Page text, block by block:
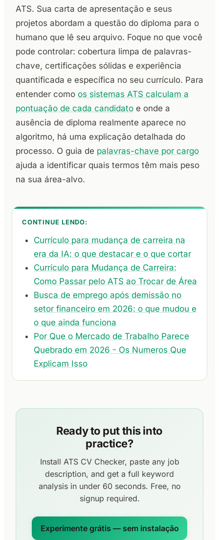
ATS. Sua carta de apresentação e seus
projetos abordam a questão do diploma para o
humano que lê seu arquivo. Foque no que você
pode controlar: cobertura limpa de palavras-
chave, certificações sólidas e experiência
quantificada e específica no seu currículo. Para
entender como os sistemas ATS calculam a
pontuação de cada candidato e onde a
ausência de diploma realmente aparece no
algoritmo, há uma explicação detalhada do
processo. O guia de palavras-chave por cargo
ajuda a identificar quais termos têm mais peso
na sua área-alvo.
CONTINUE LENDO:
Currículo para mudança de carreira na
era da IA: o que destacar e o que cortar
Currículo para Mudança de Carreira:
Como Passar pelo ATS ao Trocar de Área
Busca de emprego após demissão no
setor financeiro em 2026: o que mudou e
o que ainda funciona
Por Que o Mercado de Trabalho Parece
Quebrado em 2026 - Os Numeros Que
Explicam Isso
Ready to put this into
practice?
Install ATS CV Checker, paste any job
description, and get a full keyword
analysis in under 60 seconds. Free, no
signup required.
Experimente grátis — sem instalação